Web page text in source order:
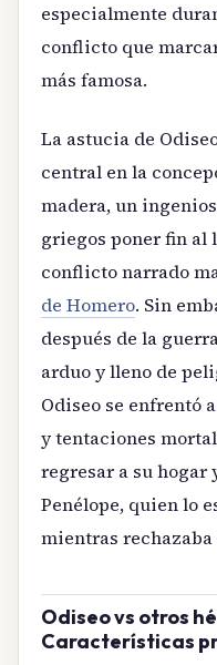
especialmente
conflicto que
más famosa.
La astucia de
central en la
madera, un
griegos poner fin al
conflicto narrado
de Homero. Sin
después de la
arduo y lleno de
Odiseo se enfrentó
y tentaciones
regresar a su hogar
Penélope, quien lo
mientras
Odiseo vs otros
Características